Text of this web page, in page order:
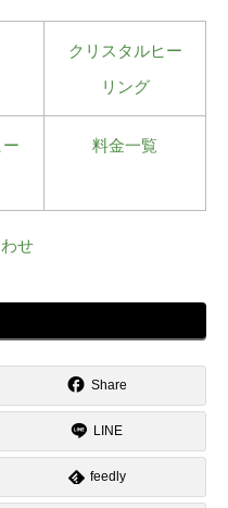
クリスタルヒー
リング
料金一覧
せ
Share
LINE
feedly